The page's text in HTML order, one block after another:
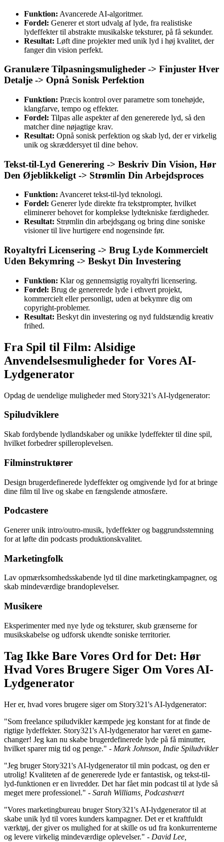
Funktion: Avancerede AI-algoritmer.
Fordel: Generer et stort udvalg af lyde, fra realistiske
lydeffekter til abstrakte musikalske teksturer, på få sekunder.
Resultat: Løft dine projekter med unik lyd i høj kvalitet, der
fanger din vision perfekt.
Granulære Tilpasningsmuligheder -> Finjuster Hver
Detalje -> Opnå Sonisk Perfektion
Funktion: Præcis kontrol over parametre som tonehøjde,
klangfarve, tempo og effekter.
Fordel: Tilpas alle aspekter af den genererede lyd, så den
matcher dine nøjagtige krav.
Resultat: Opnå sonisk perfektion og skab lyd, der er virkelig
unik og skræddersyet til dine behov.
Tekst-til-Lyd Generering -> Beskriv Din Vision, Hør
Den Øjeblikkeligt -> Strømlin Din Arbejdsproces
Funktion: Avanceret tekst-til-lyd teknologi.
Fordel: Generer lyde direkte fra tekstprompter, hvilket
eliminerer behovet for komplekse lydtekniske færdigheder.
Resultat: Strømlin din arbejdsgang og bring dine soniske
visioner til live hurtigere end nogensinde før.
Royaltyfri Licensering -> Brug Lyde Kommercielt
Uden Bekymring -> Beskyt Din Investering
Funktion: Klar og gennemsigtig royaltyfri licensering.
Fordel: Brug de genererede lyde i ethvert projekt,
kommercielt eller personligt, uden at bekymre dig om
copyright-problemer.
Resultat: Beskyt din investering og nyd fuldstændig kreativ
frihed.
Fra Spil til Film: Alsidige
Anvendelsesmuligheder for Vores AI-
Lydgenerator
Opdag de uendelige muligheder med Story321's AI-lydgenerator:
Spiludviklere
Skab fordybende lydlandskaber og unikke lydeffekter til dine spil,
hvilket forbedrer spilleroplevelsen.
Filminstruktører
Design brugerdefinerede lydeffekter og omgivende lyd for at bringe
dine film til live og skabe en fængslende atmosfære.
Podcastere
Generer unik intro/outro-musik, lydeffekter og baggrundsstemning
for at løfte din podcasts produktionskvalitet.
Marketingfolk
Lav opmærksomhedsskabende lyd til dine marketingkampagner, og
skab mindeværdige brandoplevelser.
Musikere
Eksperimenter med nye lyde og teksturer, skub grænserne for
musikskabelse og udforsk ukendte soniske territorier.
Tag Ikke Bare Vores Ord for Det: Hør
Hvad Vores Brugere Siger Om Vores AI-
Lydgenerator
Her er, hvad vores brugere siger om Story321's AI-lydgenerator:
"Som freelance spiludvikler kæmpede jeg konstant for at finde de
rigtige lydeffekter. Story321's AI-lydgenerator har været en game-
changer! Jeg kan nu skabe brugerdefinerede lyde på få minutter,
hvilket sparer mig tid og penge." - Mark Johnson, Indie Spiludvikler
"Jeg bruger Story321's AI-lydgenerator til min podcast, og den er
utrolig! Kvaliteten af de genererede lyde er fantastisk, og tekst-til-
lyd-funktionen er en livredder. Det har fået min podcast til at lyde så
meget mere professionel." - Sarah Williams, Podcastvært
"Vores marketingbureau bruger Story321's AI-lydgenerator til at
skabe unik lyd til vores kunders kampagner. Det er et kraftfuldt
værktøj, der giver os mulighed for at skille os ud fra konkurrenterne
og levere virkelig mindeværdige oplevelser." - David Lee,